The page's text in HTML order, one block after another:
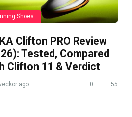
Shoes
Clifton PRO Review
Tested, Compared
Clifton 11 & Verdict
ago 0 55